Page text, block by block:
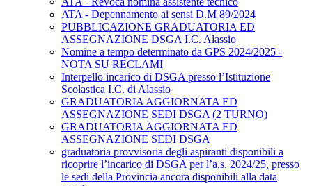
ATA - Depennamento ai sensi D.M 89/2024
PUBBLICAZIONE GRADUATORIA ED
ASSEGNAZIONE DSGA I.C. Alassio
Nomine a tempo determinato da GPS 2024/2025 -
NOTA SU RECLAMI
Interpello incarico di DSGA presso l’Istituzione
Scolastica I.C. di Alassio
GRADUATORIA AGGIORNATA ED
ASSEGNAZIONE SEDI DSGA (2 TURNO)
GRADUATORIA AGGIORNATA ED
ASSEGNAZIONE SEDI DSGA
graduatoria provvisoria degli aspiranti disponibili a
ricoprire l’incarico di DSGA per l’a.s. 2024/25, presso
le sedi della Provincia ancora disponibili alla data